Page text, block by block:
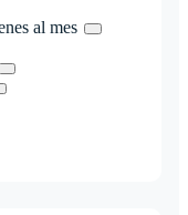
al mes